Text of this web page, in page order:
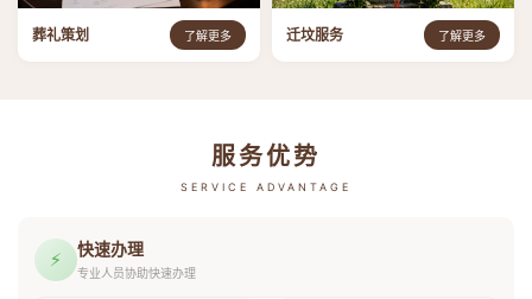
葬礼策划 了解更多 迁坟服务 了解更多
服务优势
SERVICE ADVANTAGE
⚡ 快速办理
专业人员协助快速办理